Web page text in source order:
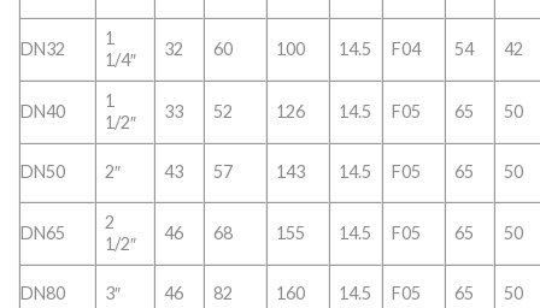
DN32
1
1/4″
32 60 100 14.5 F04 54 42
DN40
1
1/2″
33 52 126 14.5 F05 65 50
DN50 2″ 43 57 143 14.5 F05 65 50
DN65
2
1/2″
46 68 155 14.5 F05 65 50
DN80 3″ 46 82 160 14.5 F05 65 50